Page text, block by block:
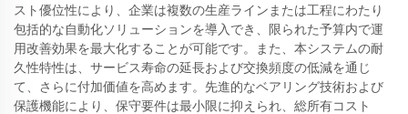
スト優位性により、企業は複数の生産ラインまたは工程にわたり
包括的な自動化ソリューションを導入でき、限られた予算内で運
用改善効果を最大化することが可能です。また、本システムの耐
久性特性は、サービス寿命の延長および交換頻度の低減を通じ
て、さらに付加価値を高めます。先進的なベアリング技術および
保護機能により、保守要件は最小限に抑えられ、総所有コスト